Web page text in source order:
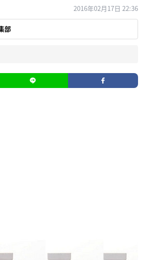
2016年02月17日 22:36
部